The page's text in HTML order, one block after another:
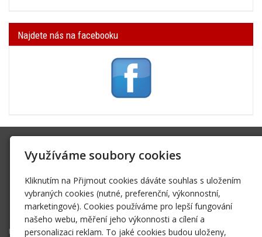
Najdete nás na facebooku
Na Spádu 2069/9, 40011 Ústí nad Labem
sktrifid@sktrifid.cz
606 64 64 99
475 504 457
Úvodní stránka
Využíváme soubory cookies
Kliknutím na Přijmout cookies dáváte souhlas s uložením
vybraných cookies (nutné, preferenční, výkonnostní,
marketingové). Cookies používáme pro lepší fungování
našeho webu, měření jeho výkonnosti a cílení a
personalizaci reklam. To jaké cookies budou uloženy,